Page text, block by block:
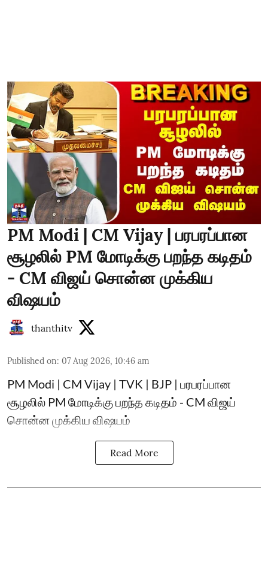
PM Modi | CM Vijay | பரபரப்பான
சூழலில் PM மோடிக்கு பறந்த கடிதம்
- CM விஜய் சொன்ன முக்கிய
விஷயம்
thanthitv
Published on: 07 Aug 2026, 10:46 am
PM Modi | CM Vijay | TVK | BJP | பரபரப்பான
சூழலில் PM மோடிக்கு பறந்த கடிதம் - CM விஜய்
சொன்ன முக்கிய விஷயம்
Read More